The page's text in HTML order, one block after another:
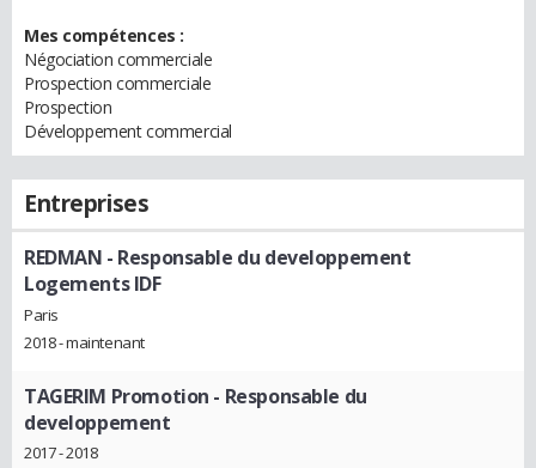
Mes compétences :
Négociation commerciale
Prospection commerciale
Prospection
Développement commercial
Entreprises
REDMAN - Responsable du developpement
Logements IDF
Paris
2018 - maintenant
TAGERIM Promotion - Responsable du
developpement
2017 - 2018